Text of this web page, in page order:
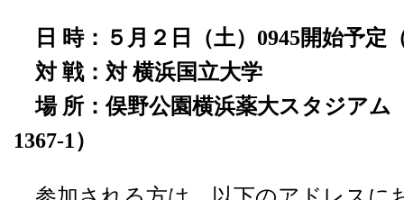
日 時：５月２日（土）0945開始予定
対 戦：対 横浜国立大学
場 所：俣野公園横浜薬大スタジアム
1367-1）